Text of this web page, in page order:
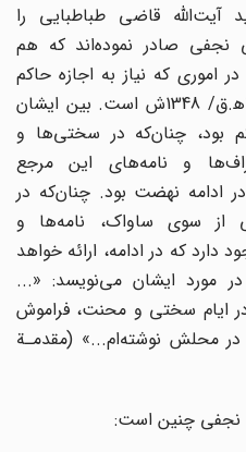
قاضی طباطبایی را
صادر نموده‌اند که هم
که نیاز به اجازه حاکم
شرع دارد. تاریخ صدور آن 1390ه‍.ق/ 1348ش است. بین ایشان
بود، چنان‌که در سختی‌ها و
و نامه‌های این مرجع
نهضت بود. چنان‌که در
از سوی ساواک، نامه‌ها و
که در ادامه، ارائه خواهد
مورد ایشان می‌نویسد: «...
ایام سختی و محنت، فراموش‌
محلش نوشته‌ام...» (مقدمـﺔ
نجفی چنین است: